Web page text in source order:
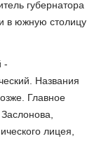
губернатора
в южную столицу
-
Названия
Главное
лицея,